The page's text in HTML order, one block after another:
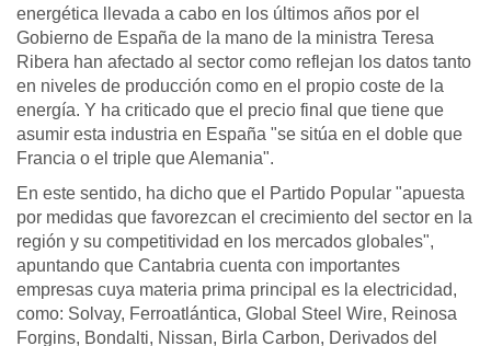
energética llevada a cabo en los últimos años por el
Gobierno de España de la mano de la ministra Teresa
Ribera han afectado al sector como reflejan los datos tanto
en niveles de producción como en el propio coste de la
energía. Y ha criticado que el precio final que tiene que
asumir esta industria en España "se sitúa en el doble que
Francia o el triple que Alemania".
En este sentido, ha dicho que el Partido Popular "apuesta
por medidas que favorezcan el crecimiento del sector en la
región y su competitividad en los mercados globales",
apuntando que Cantabria cuenta con importantes
empresas cuya materia prima principal es la electricidad,
como: Solvay, Ferroatlántica, Global Steel Wire, Reinosa
Forgins, Bondalti, Nissan, Birla Carbon, Derivados del